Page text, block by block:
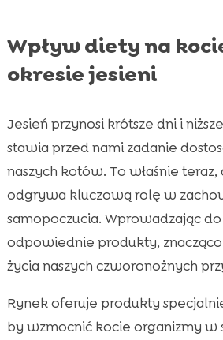
Wpływ diety na
okresie jesieni
Jesień przynosi krótsze dni i
stawia przed nami zadanie
naszych kotów. To właśnie
odgrywa kluczową rolę w
samopoczucia. Wprowadzając do
odpowiednie produkty,
życia naszych czworonożnych
Rynek oferuje produkty
by wzmocnić kocie organizmy w